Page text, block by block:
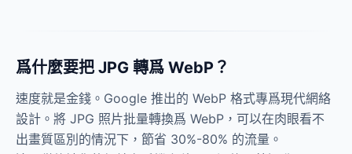
爲什麼要把 JPG 轉爲 WebP？
速度就是金錢。Google 推出的 WebP 格式專爲現代網絡
設計。將 JPG 照片批量轉換爲 WebP，可以在肉眼看不
出畫質區別的情況下，節省 30%-80% 的流量。